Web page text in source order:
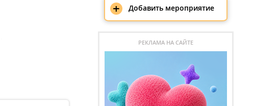
+ Добавить мероприятие
РЕКЛАМА НА САЙТЕ